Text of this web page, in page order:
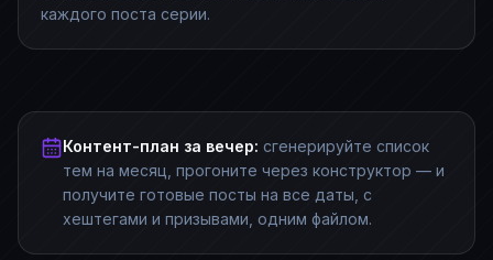
каждого поста серии.
Контент-план за вечер: сгенерируйте список
тем на месяц, прогоните через конструктор — и
получите готовые посты на все даты, с
хештегами и призывами, одним файлом.